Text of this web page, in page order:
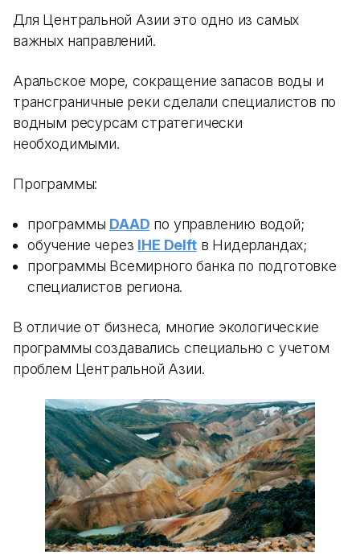
Для Центральной Азии это одно из самых
важных направлений.
Аральское море, сокращение запасов воды и
трансграничные реки сделали специалистов по
водным ресурсам стратегически
необходимыми.
Программы:
программы DAAD по управлению водой;
обучение через IHE Delftв Нидерландах;
программы Всемирного банка по подготовке
специалистов региона.
В отличие от бизнеса, многие экологические
программы создавались специально с учетом
проблем Центральной Азии.